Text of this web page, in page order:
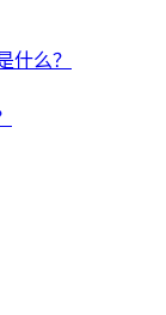
什么？